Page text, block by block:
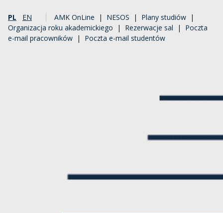
PL EN AMK OnLine | NESOS | Plany studiów |
Organizacja roku akademickiego | Rezerwacje sal | Poczta
e-mail pracowników | Poczta e-mail studentów